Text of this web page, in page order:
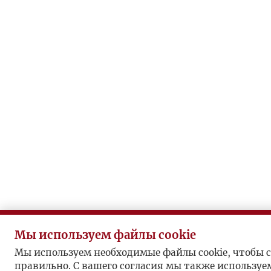
Мы используем файлы cookie
Мы используем необходимые файлы cookie, чтобы
правильно. С вашего согласия мы также